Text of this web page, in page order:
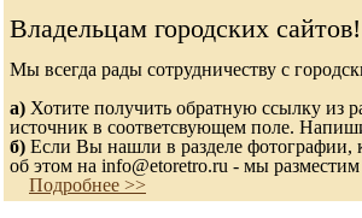
Владельцам городских сайтов!
Мы всегда рады сотрудничеству с
а) Хотите получить обратную ссылку из
источник в соответсвующем поле.
б) Если Вы нашли в разделе
об этом на info@etoretro.ru - мы
Подробнее >>